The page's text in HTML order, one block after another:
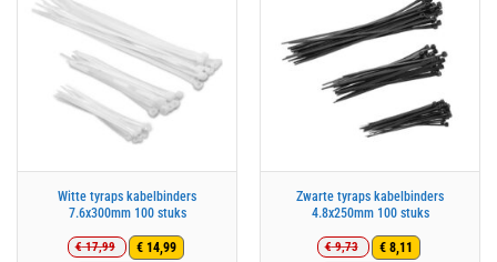
Witte tyraps kabelbinders
7.6x300mm 100 stuks
€17,99
€ 14,99
Zwarte tyraps kabelbinders
4.8x250mm 100 stuks
€9,73
€ 8,11